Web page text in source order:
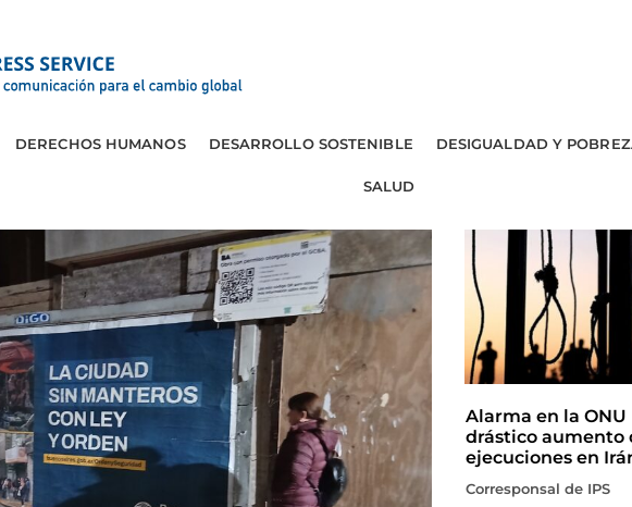
DERECHOS HUMANOS DESARROLLO SOSTENIBLE DESIGUALDAD Y
SALUD
Alarma en la ONU
drástico aumento
ejecuciones en
Corresponsal de IPS